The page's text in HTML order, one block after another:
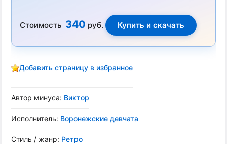
Стоимость 340 руб.
Добавить страницу в избранное
Автор минуса: Виктор
Исполнитель: Воронежские девчата
Стиль / жанр: Ретро